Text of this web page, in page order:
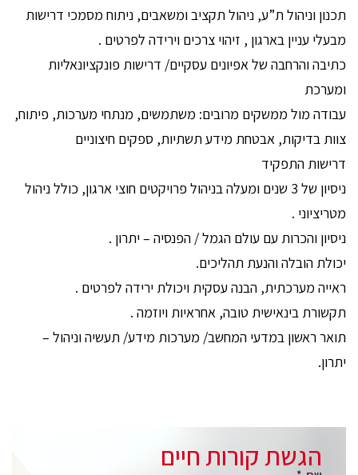
תכנון וניהול ת”ע, ניהול תקציב ומשאבים, ניתוח מסמכי דרישות
מבעלי עניין בארגון , זיהוי צרכים וירידה לפרטים .
כתיבה והרחבה של אפיונים עסקיים/ דרישות פונקציונאליות
ומערכת
עבודה מול ממשקים מרובים: משתמשים, מנתחי מערכות, פיתוח,
צוות בדיקות, אבטחת מידע תשתיות, ספקים חיצוניים
דרישות התפקיד
ניסיון של 3 שנים ומעלה בניהול פרויקטים חוצי ארגון, כולל ניהול
מטריציוני .
ניסיון והכרות עם עולם הגמל / הפנסיה – יתרון .
יכולת הובלה והנעת תהליכים.
ראייה מערכתית, הבנה עסקית ויכולת ירידה לפרטים .
תקשורת בינאישית טובה, אחראיות ויוזמה .
תואר ראשון במדעי המחשב/ מערכות מידע/ תעשיה וניהול –
יתרון.
הגשת קורות חיים